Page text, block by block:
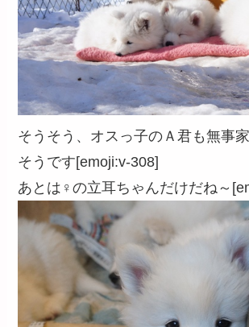
そうそう、オスっ子のＡ君も無事
そうです[emoji:v-308]
あとは♀の立耳ちゃんだけだね～